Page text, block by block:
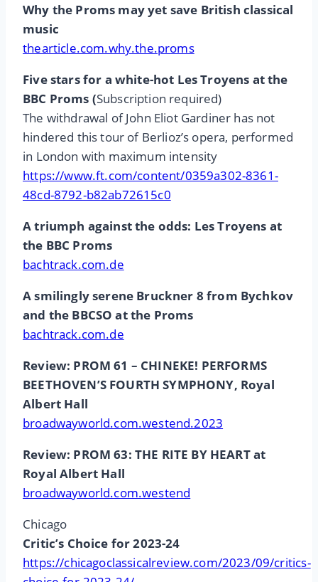
Why the Proms may yet save British classical
music
thearticle.com.why.the.proms
Five stars for a white-hot Les Troyens at the
BBC Proms (Subscription required)
The withdrawal of John Eliot Gardiner has not
hindered this tour of Berlioz’s opera, performed
in London with maximum intensity
https://www.ft.com/content/0359a302-8361-
48cd-8792-b82ab72615c0
A triumph against the odds: Les Troyens at
the BBC Proms
bachtrack.com.de
A smilingly serene Bruckner 8 from Bychkov
and the BBCSO at the Proms
bachtrack.com.de
Review: PROM 61 – CHINEKE! PERFORMS
BEETHOVEN’S FOURTH SYMPHONY, Royal
Albert Hall
broadwayworld.com.westend.2023
Review: PROM 63: THE RITE BY HEART at
Royal Albert Hall
broadwayworld.com.westend
Chicago
Critic’s Choice for 2023-24
https://chicagoclassicalreview.com/2023/09/critics-